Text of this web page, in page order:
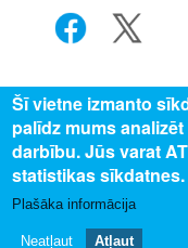
© 2025 Valsts
Šī vietne izmanto
palīdz mums
darbību. Jūs varat
statistikas sīkdatnes.
Plašāka informācija
Neatļaut Atļaut